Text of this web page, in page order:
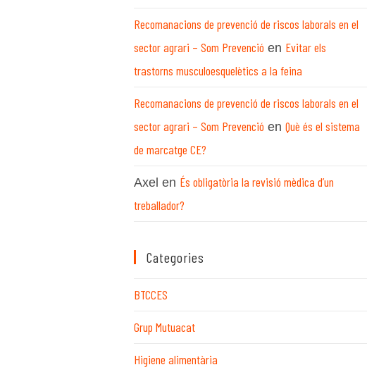
Recomanacions de prevenció de riscos laborals en el
sector agrari – Som Prevenció en Evitar els
trastorns musculoesquelètics a la feina
Recomanacions de prevenció de riscos laborals en el
sector agrari – Som Prevenció en Què és el sistema
de marcatge CE?
Axel en És obligatòria la revisió mèdica d’un
treballador?
Categories
BTCCES
Grup Mutuacat
Higiene alimentària